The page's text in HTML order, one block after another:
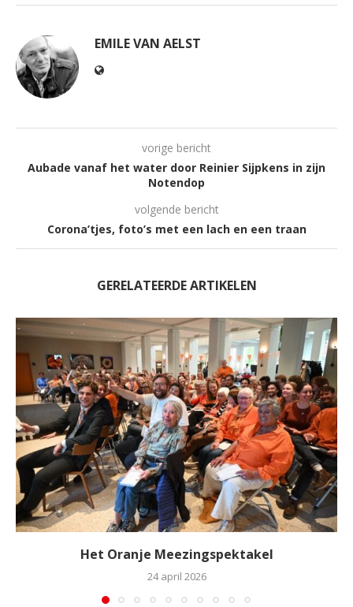
EMILE VAN AELST
vorige bericht
Aubade vanaf het water door Reinier Sijpkens in zijn
Notendop
volgende bericht
Corona’tjes, foto’s met een lach en een traan
GERELATEERDE ARTIKELEN
Het Oranje Meezingspektakel
24 april 2026